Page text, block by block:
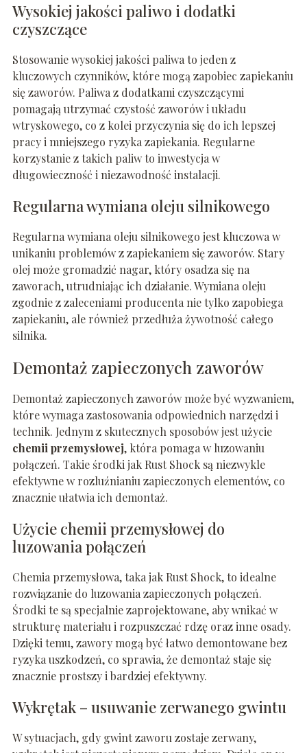
Wysokiej jakości paliwo i dodatki
czyszczące
Stosowanie wysokiej jakości paliwa to jeden z
kluczowych czynników, które mogą zapobiec zapiekaniu
się zaworów. Paliwa z dodatkami czyszczącymi
pomagają utrzymać czystość zaworów i układu
wtryskowego, co z kolei przyczynia się do ich lepszej
pracy i mniejszego ryzyka zapiekania. Regularne
korzystanie z takich paliw to inwestycja w
długowieczność i niezawodność instalacji.
Regularna wymiana oleju silnikowego
Regularna wymiana oleju silnikowego jest kluczowa w
unikaniu problemów z zapiekaniem się zaworów. Stary
olej może gromadzić nagar, który osadza się na
zaworach, utrudniając ich działanie. Wymiana oleju
zgodnie z zaleceniami producenta nie tylko zapobiega
zapiekaniu, ale również przedłuża żywotność całego
silnika.
Demontaż zapieczonych zaworów
Demontaż zapieczonych zaworów może być wyzwaniem,
które wymaga zastosowania odpowiednich narzędzi i
technik. Jednym z skutecznych sposobów jest użycie
chemii przemysłowej, która pomaga w luzowaniu
połączeń. Takie środki jak Rust Shock są niezwykle
efektywne w rozluźnianiu zapieczonych elementów, co
znacznie ułatwia ich demontaż.
Użycie chemii przemysłowej do
luzowania połączeń
Chemia przemysłowa, taka jak Rust Shock, to idealne
rozwiązanie do luzowania zapieczonych połączeń.
Środki te są specjalnie zaprojektowane, aby wnikać w
strukturę materiału i rozpuszczać rdzę oraz inne osady.
Dzięki temu, zawory mogą być łatwo demontowane bez
ryzyka uszkodzeń, co sprawia, że demontaż staje się
znacznie prostszy i bardziej efektywny.
Wykrętak – usuwanie zerwanego gwintu
W sytuacjach, gdy gwint zaworu zostaje zerwany,